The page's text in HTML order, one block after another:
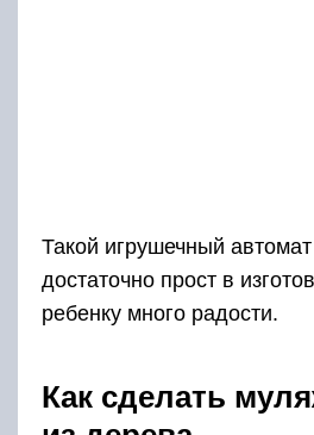
Такой игрушечный
достаточно прост в
ребенку много радости.
Как сделать